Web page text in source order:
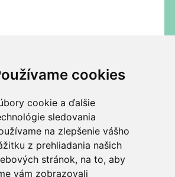
cookies
cookie a ďalšie
sledovania
na zlepšenie vášho
z prehliadania našich
stránok, na to, aby
vám zobrazovali
cookies
cookie a ďalšie
sledovania
na zlepšenie vášho
z prehliadania našich
stránok, na to, aby
vám zobrazovali
ktoré aktívne vstupujú do
komunikácie – zadávateľov
agentúry, branžové asociácie,
Členovia RPR sa zaviazali k
kódexu reklamnej praxe
dobrého mena reklamy.
členov